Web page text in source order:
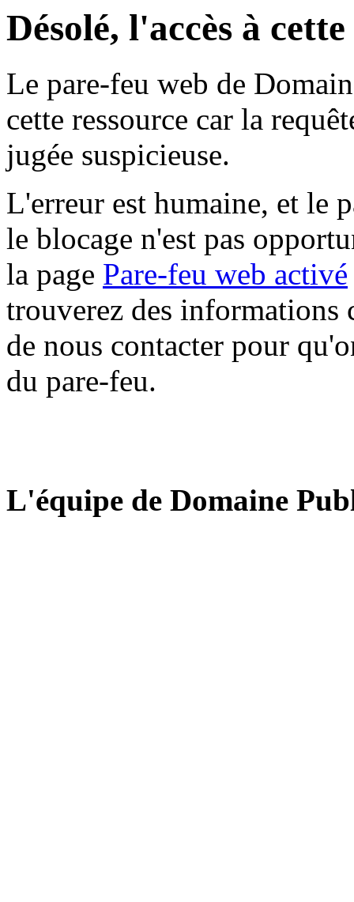
Désolé, l'accès à
Le pare-feu web de
cette ressource car la
jugée suspicieuse.
L'erreur est humaine, et le
le blocage n'est pas
la page Pare-feu web activé
trouverez des informations
de nous contacter pour
du pare-feu.
L'équipe de Domaine